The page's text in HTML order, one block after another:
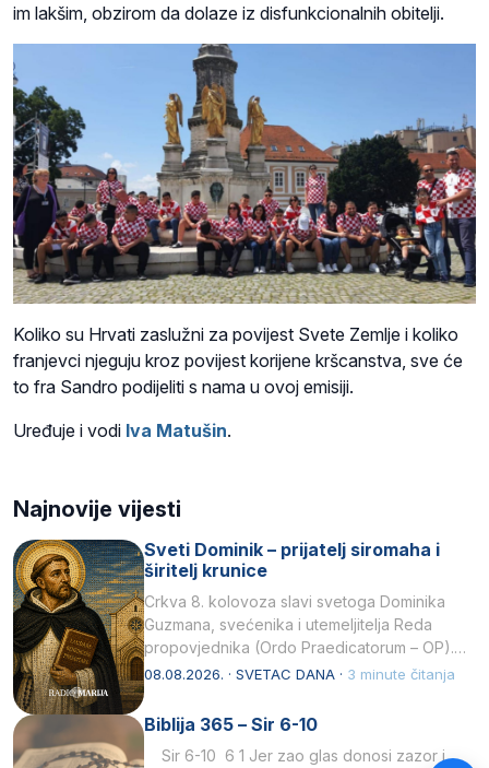
im lakšim, obzirom da dolaze iz disfunkcionalnih obitelji.
Koliko su Hrvati zaslužni za povijest Svete Zemlje i koliko
franjevci njeguju kroz povijest korijene kršcanstva, sve će
to fra Sandro podijeliti s nama u ovoj emisiji.
Uređuje i vodi Iva Matušin.
Najnovije vijesti
Sveti Dominik – prijatelj siromaha i
širitelj krunice
Crkva 8. kolovoza slavi svetoga Dominika
Guzmana, svećenika i utemeljitelja Reda
propovjednika (Ordo Praedicatorum – OP).
Svojim životom, dubokom ljubavlju prema
08.08.2026. · SVETAC DANA · 3 minute čitanja
Biblija 365 – Sir 6-10
Sir 6-10 6 1 Jer zao glas donosi zazor i